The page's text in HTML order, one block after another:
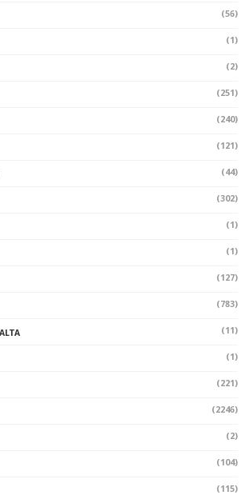
(56)
(1)
(2)
(251)
(240)
(121)
(44)
(302)
(1)
(1)
(127)
(783)
(11)
(1)
(221)
(2246)
(2)
(104)
(115)